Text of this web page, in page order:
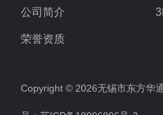
公司简介
荣誉资质
Copyright © 2026无锡市东方华